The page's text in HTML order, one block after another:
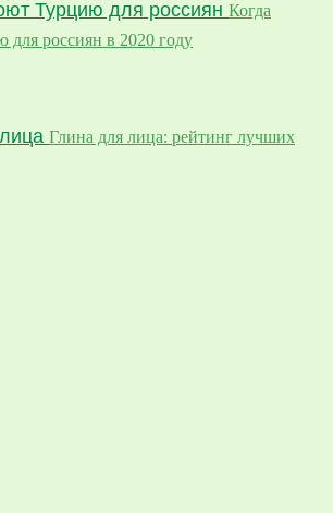
Когда
для россиян в 2020 году
Глина для лица: рейтинг лучших